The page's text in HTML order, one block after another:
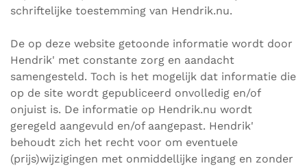
schriftelijke toestemming van Hendrik.nu.
De op deze website getoonde informatie wordt door
Hendrik' met constante zorg en aandacht
samengesteld. Toch is het mogelijk dat informatie die
op de site wordt gepubliceerd onvolledig en/of
onjuist is. De informatie op Hendrik.nu wordt
geregeld aangevuld en/of aangepast. Hendrik'
behoudt zich het recht voor om eventuele
(prijs)wijzigingen met onmiddellijke ingang en zonder